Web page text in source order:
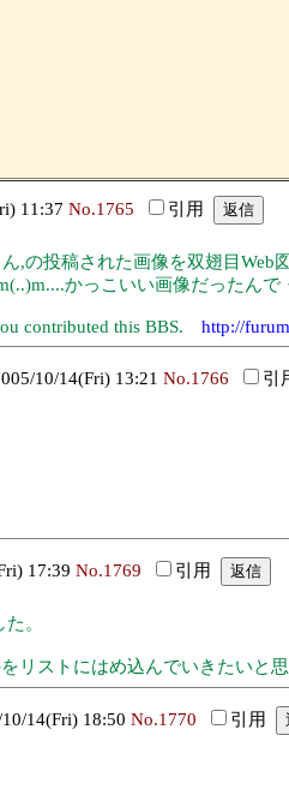
11:37 No.1765 引用
投稿された画像を双翅目Web
かっこいい画像だったんで
contributed this BBS. http://
10/14(Fri) 13:21 No.1766 引
17:39 No.1769 引用
。
リストにはめ込んでいきたいと思
14(Fri) 18:50 No.1770 引用